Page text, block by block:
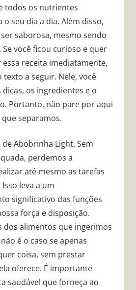
todos os nutrientes
o seu dia a dia. Além disso,
saborosa, mesmo sendo
você ficou curioso e quer
receita imediatamente,
a seguir. Nele, você
os ingredientes e o
Portanto, não pare por aqui
separamos.
de Abobrinha Light. Sem
perdemos a
até mesmo as tarefas
leva a um
significativo das funções
força e disposição.
dos alimentos que ingerimos
é o caso se apenas
coisa, sem prestar
oferece. É importante
saudável que forneça ao